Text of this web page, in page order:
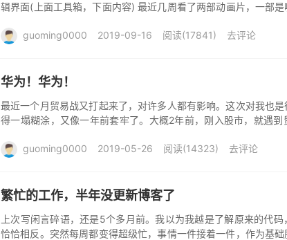
辑界面(上面工具箱，下面内容) 最近几周看了两部动画片，一部是
guoming0000 2019-09-16 阅读(17841) 去评论
华为！华为！
最近一个月贸易战又打起来了，对许多人都有影响。这次对我也
得一塌糊涂，又像一年前套牢了。大概2年前，刚入股市，就遇到
guoming0000 2019-05-26 阅读(14323) 去评论
繁忙的工作，半年没更新博客了
上次写闲言碎语，还是5个多月前。我以为我越是了解原来的代
恰恰相反。突然每周都变得超级忙，事情一件接着一件，作为基